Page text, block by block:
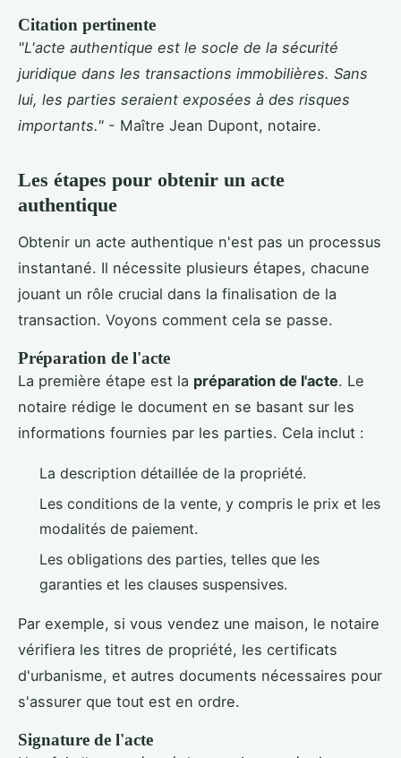
Citation pertinente
"L'acte authentique est le socle de la sécurité
juridique dans les transactions immobilières. Sans
lui, les parties seraient exposées à des risques
importants." - Maître Jean Dupont, notaire.
Les étapes pour obtenir un acte
authentique
Obtenir un acte authentique n'est pas un processus
instantané. Il nécessite plusieurs étapes, chacune
jouant un rôle crucial dans la finalisation de la
transaction. Voyons comment cela se passe.
Préparation de l'acte
La première étape est la préparation de l'acte. Le
notaire rédige le document en se basant sur les
informations fournies par les parties. Cela inclut :
La description détaillée de la propriété.
Les conditions de la vente, y compris le prix et les
modalités de paiement.
Les obligations des parties, telles que les
garanties et les clauses suspensives.
Par exemple, si vous vendez une maison, le notaire
vérifiera les titres de propriété, les certificats
d'urbanisme, et autres documents nécessaires pour
s'assurer que tout est en ordre.
Signature de l'acte